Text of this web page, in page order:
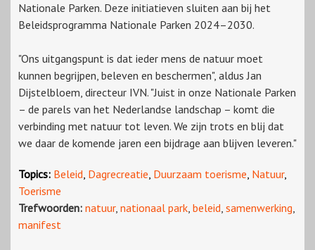
Nationale Parken. Deze initiatieven sluiten aan bij het
Beleidsprogramma Nationale Parken 2024–2030.
"Ons uitgangspunt is dat ieder mens de natuur moet
kunnen begrijpen, beleven en beschermen", aldus Jan
Dijstelbloem, directeur IVN. "Juist in onze Nationale Parken
– de parels van het Nederlandse landschap – komt die
verbinding met natuur tot leven. We zijn trots en blij dat
we daar de komende jaren een bijdrage aan blijven leveren."
Topics: Beleid, Dagrecreatie, Duurzaam toerisme, Natuur,
Toerisme
Trefwoorden: natuur, nationaal park, beleid, samenwerking,
manifest